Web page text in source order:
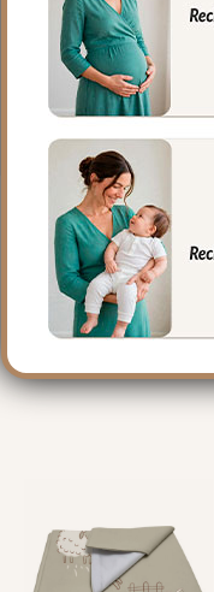
Puedes sacar el
relleno es fibra
buena transpiración.
Medidas: 35 x 11